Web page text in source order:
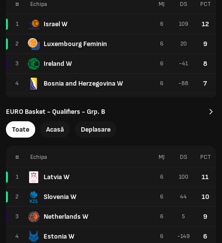
# Echipa
1 Israel W
2 Luxembourg Feminin
3 Ireland W
4 Bosnia and Herzegovina W
MJ DS PCT
6 109 12
6 20 9
6 -41 8
6 -88 7
EURO Basket - Qualifiers - Grp. B
Toate Acasă Deplasare
# Echipa
1 Latvia W
2 Slovenia W
3 Netherlands W
4 Estonia W
MJ DS PCT
6 100 11
6 44 10
6 5 9
6 -149 6